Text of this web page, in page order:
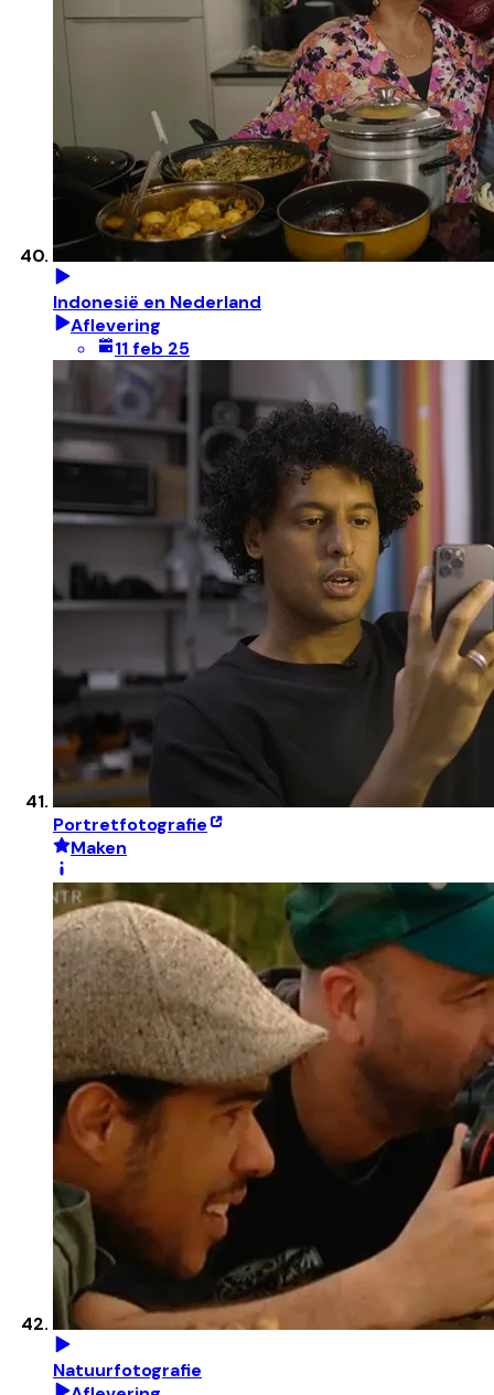
Indonesië en Nederland
Aflevering
11 feb 25
Portretfotografie
Maken
Natuurfotografie